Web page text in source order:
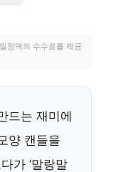
정액의 수수료를 제공
드는 재미에
양 캔들을
가 ‘말랑말